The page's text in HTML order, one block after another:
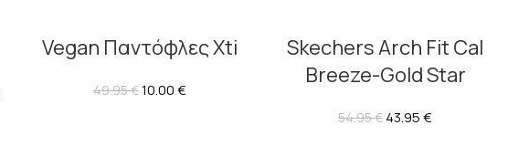
Vegan Παντόφλες Xti
49.95€10.00€
Skechers Arch Fit Cal
Breeze-Gold Star
54.95€ 43.95€